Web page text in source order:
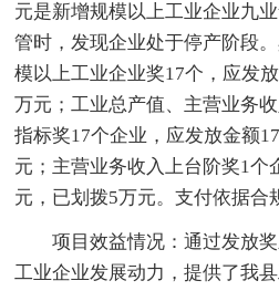
元是新增规模以上工业企业九
管时，发现企业处于停产阶段
模以上工业企业奖17个，应发
万元；工业总产值、主营业务
指标奖17个企业，应发放金额
元；主营业务收入上台阶奖1个
元，已划拨5万元。支付依据合
项目效益情况：通过发放
工业企业发展动力，提供了我